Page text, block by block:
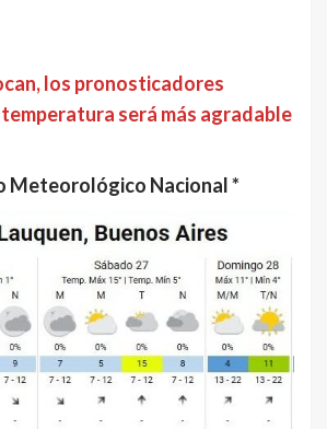
los pronosticadores
será más agradable
Meteorológico Nacional *